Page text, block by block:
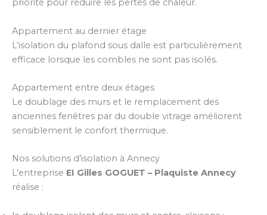
priorité pour réduire les pertes de chaleur.
Appartement au dernier étage
L’isolation du plafond sous dalle est particulièrement
efficace lorsque les combles ne sont pas isolés.
Appartement entre deux étages
Le doublage des murs et le remplacement des
anciennes fenêtres par du double vitrage améliorent
sensiblement le confort thermique.
Nos solutions d’isolation à Annecy
L’entreprise EI Gilles GOGUET – Plaquiste Annecy
réalise :